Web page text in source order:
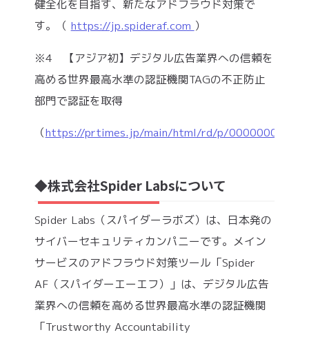
健全化を目指す、新たなアドフラウド対策で
す。（ https://jp.spideraf.com ）
※4 【アジア初】デジタル広告業界への信頼を
高める世界最高水準の認証機関TAGの不正防止
部門で認証を取得
（https://prtimes.jp/main/html/rd/p/
◆株式会社Spider Labsについて
Spider Labs（スパイダーラボズ）は、日本発の
サイバーセキュリティカンパニーです。メイン
サービスのアドフラウド対策ツール「Spider
AF（スパイダーエーエフ）」は、デジタル広告
業界への信頼を高める世界最高水準の認証機関
「Trustworthy Accountability